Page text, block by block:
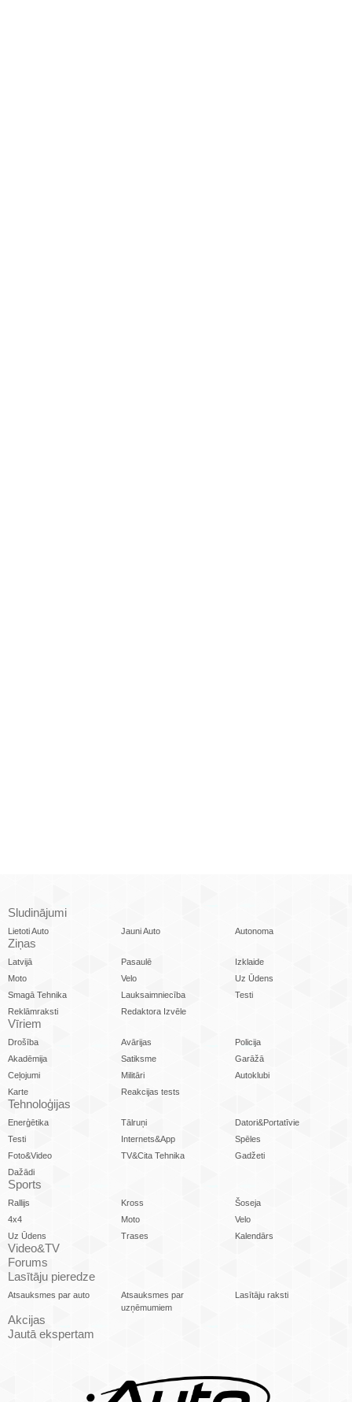
Sludinājumi
Lietoti Auto Jauni Auto Autonoma
Ziņas
Latvijā Pasaulē
Izklaide
Moto
Velo
Uz Ūdens
Smagā Tehnika
Lauksaimniecība
Testi
Reklāmraksti
Redaktora Izvēle
Vīriem
Drošība Avārijas
Policija
Akadēmija
Satiksme
Garāžā
Ceļojumi
Militāri
Autoklubi
Karte
Reakcijas tests
Tehnoloģijas
Enerģētika Tālruņi
Datori&Portatīvie
Testi
Internets&App
Spēles
Foto&Video
TV&Cita Tehnika
Gadžeti
Dažādi
Sports
Rallijs Kross
Šoseja
4x4
Moto
Velo
Uz Ūdens
Trases Kalendārs
Video&TV
Forums
Lasītāju pieredze
Atsauksmes par auto
Atsauksmes par
uzņēmumiem
Lasītāju raksti
Akcijas
Jautā ekspertam